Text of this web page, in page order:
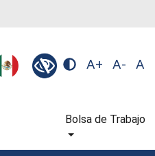
A+ A- A
Bolsa de Trabajo